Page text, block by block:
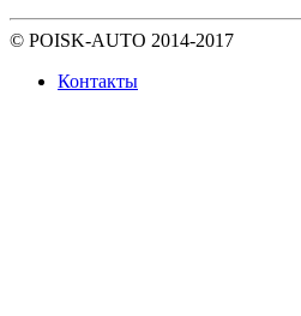
© POISK-AUTO 2014-2017
Контакты